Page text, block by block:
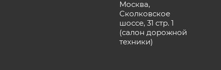
Москва,
Сколковское
шоссе, 31 стр. 1
(салон дорожной
техники)